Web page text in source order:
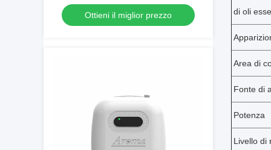
diffusore di profumo aromatico 3.3KG
Ottieni il miglior prezzo
di oli
Area di
Fonte di
Potenza
Livello di